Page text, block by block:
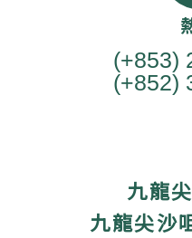
(+853)
(+852)
九龍
九龍尖沙